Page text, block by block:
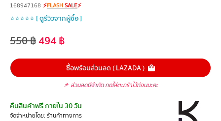
168947168 ⚡FLASHSALE⚡
⭐⭐⭐⭐⭐ [ ดูรีวิวจากผู้ซื้อ ]
550฿494฿
ซื้อพร้อมส่วนลด ( LAZADA )
📌 ส่วนลดมีจำกัด กดใส่ตะกร้าไว้ก่อนนะคะ
คืนสินค้าฟรี ภายใน 30 วัน
จัดจำหน่ายโดย: ร้านค้าทางการ